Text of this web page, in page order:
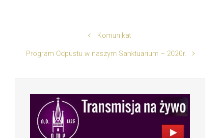
Komunikat
Program Odpustu w naszym Sanktuarium – 2020r.